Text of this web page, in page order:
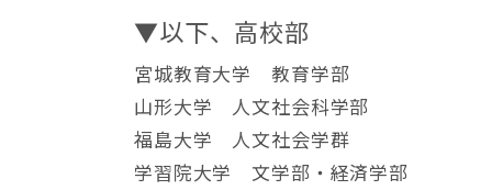
▼以下、高校部
宮城教育大学 教育学部
山形大学 人文社会科学部
福島大学 人文社会学群
学習院大学 文学部・経済学部